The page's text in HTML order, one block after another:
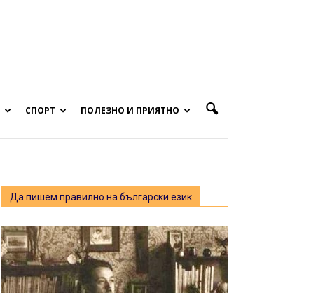
СПОРТ ПОЛЕЗНО И ПРИЯТНО
Да пишем правилно на български език